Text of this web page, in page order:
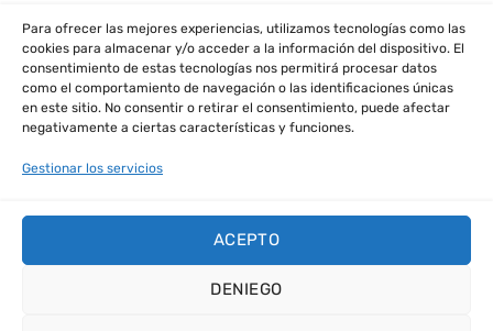
Para ofrecer las mejores experiencias, utilizamos tecnologías como las
cookies para almacenar y/o acceder a la información del dispositivo. El
consentimiento de estas tecnologías nos permitirá procesar datos
como el comportamiento de navegación o las identificaciones únicas
en este sitio. No consentir o retirar el consentimiento, puede afectar
negativamente a ciertas características y funciones.
Gestionar los servicios
ACEPTO
DENIEGO
EN COLABORACIÓN CON:
1. NOMARCAS (tienda de ropa)
2. VAPERSIN (tienda de vapers sin nicotina)